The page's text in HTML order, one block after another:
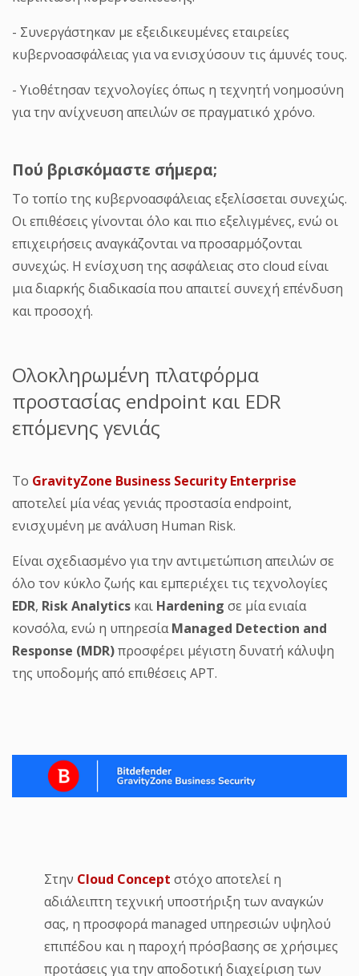
- Συνεργάστηκαν με εξειδικευμένες εταιρείες
κυβερνοασφάλειας για να ενισχύσουν τις άμυνές τους.
- Υιοθέτησαν τεχνολογίες όπως η τεχνητή νοημοσύνη
για την ανίχνευση απειλών σε πραγματικό χρόνο.
Πού βρισκόμαστε σήμερα;
Το τοπίο της κυβερνοασφάλειας εξελίσσεται συνεχώς.
Οι επιθέσεις γίνονται όλο και πιο εξελιγμένες, ενώ οι
επιχειρήσεις αναγκάζονται να προσαρμόζονται
συνεχώς. Η ενίσχυση της ασφάλειας στο cloud είναι
μια διαρκής διαδικασία που απαιτεί συνεχή επένδυση
και προσοχή.
Ολοκληρωμένη πλατφόρμα
προστασίας endpoint και EDR
επόμενης γενιάς
Το GravityZone Business Security Enterprise
αποτελεί μία νέας γενιάς προστασία endpoint,
ενισχυμένη με ανάλυση Human Risk.
Είναι σχεδιασμένο για την αντιμετώπιση απειλών σε
όλο τον κύκλο ζωής και εμπεριέχει τις τεχνολογίες
EDR, Risk Analytics και Hardening σε μία ενιαία
κονσόλα, ενώ η υπηρεσίαManaged Detection and
Response (MDR)προσφέρει μέγιστη δυνατή κάλυψη
της υποδομής από επιθέσεις APT.
Στην Cloud Concept στόχο αποτελεί η
αδιάλειπτη τεχνική υποστήριξη των αναγκών
σας, η προσφορά managed υπηρεσιών υψηλού
επιπέδου και η παροχή πρόσβασης σε χρήσιμες
προτάσεις για την αποδοτική διαχείριση των